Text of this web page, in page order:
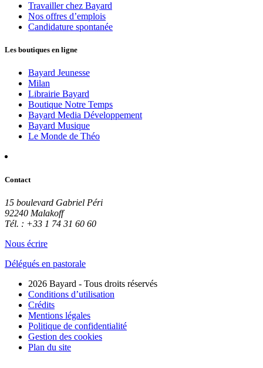
Travailler chez Bayard
Nos offres d’emplois
Candidature spontanée
Les boutiques en ligne
Bayard Jeunesse
Milan
Librairie Bayard
Boutique Notre Temps
Bayard Media Développement
Bayard Musique
Le Monde de Théo
Contact
15 boulevard Gabriel Péri
92240 Malakoff
Tél. : +33 1 74 31 60 60
Nous écrire
Délégués en pastorale
2026 Bayard - Tous droits réservés
Conditions d’utilisation
Crédits
Mentions légales
Politique de confidentialité
Gestion des cookies
Plan du site